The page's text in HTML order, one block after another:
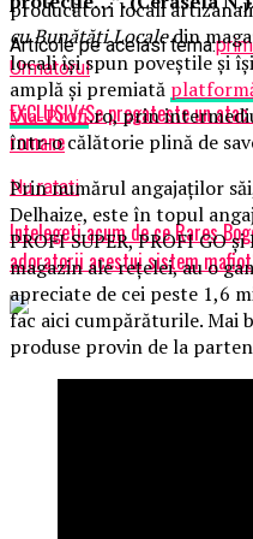
Articole pe aceiasi tema:
Urmatorul
EXCLUSIV/Se pregateste un
romane
Nu ratati
Intelegeti acum de ce Rares
adoratorii acestui sistem
producători locali
cu Bunătăți Localedin
locali își spun poveștile și
amplă și premiată
Via-Profi.ro, prin
într-o călătorie plină de
Prin numărul angajaților
Delhaize, este în topul
PROFI SUPER, PROFI GO
magazin ale rețelei, au o
apreciate de cei peste 1,6
fac aici cumpărăturile. Mai
produse provin de la